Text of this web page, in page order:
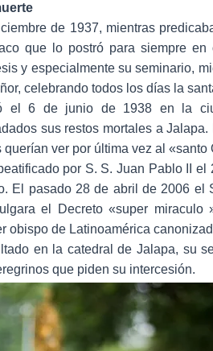
de 1937, mientras
que lo postró para siempre
y especialmente su seminario,
celebrando todos los días la
el 6 de junio de 1938 en la
sus restos mortales a
querían ver por última vez al «santo
por S. S. Juan Pablo II
El pasado 28 de abril de 2006 el
el Decreto «super
obispo de Latinoamérica
en la catedral de Jalapa, su
que piden su intercesión.